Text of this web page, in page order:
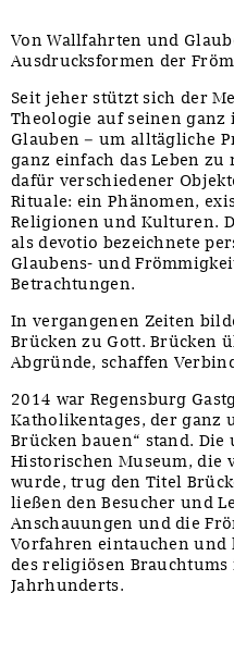
Von Wallfahrten und
Ausdrucksformen der
Seit jeher stützt sich der
Theologie auf seinen
Glauben – um alltägliche
ganz einfach das Leben
dafür verschiedener
Rituale: ein Phänomen,
Religionen und Kulturen.
als devotio bezeichnete
Glaubens- und
Betrachtungen.
In vergangenen Zeiten
Brücken zu Gott. Brücken
Abgründe, schaffen
2014 war Regensburg
Katholikentages, der ganz
Brücken bauen“ stand.
Historischen Museum, die
wurde, trug den Titel
ließen den Besucher und
Anschauungen und die
Vorfahren eintauchen und
des religiösen Brauchtums
Jahrhunderts.